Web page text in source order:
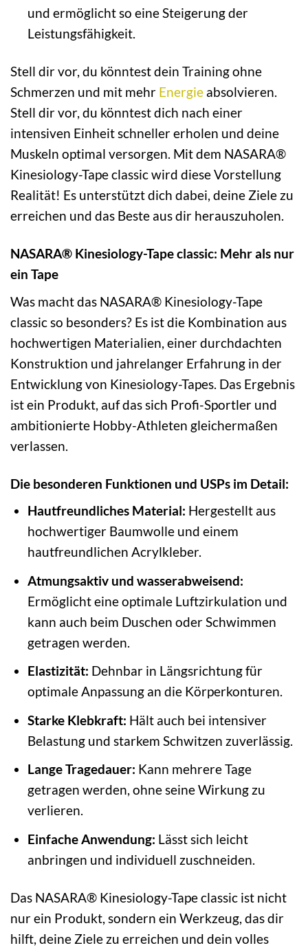
und ermöglicht so eine Steigerung der
Leistungsfähigkeit.
Stell dir vor, du könntest dein Training ohne
Schmerzen und mit mehr Energie absolvieren.
Stell dir vor, du könntest dich nach einer
intensiven Einheit schneller erholen und deine
Muskeln optimal versorgen. Mit dem NASARA®
Kinesiology-Tape classic wird diese Vorstellung
Realität! Es unterstützt dich dabei, deine Ziele zu
erreichen und das Beste aus dir herauszuholen.
NASARA® Kinesiology-Tape classic: Mehr als nur
ein Tape
Was macht das NASARA® Kinesiology-Tape
classic so besonders? Es ist die Kombination aus
hochwertigen Materialien, einer durchdachten
Konstruktion und jahrelanger Erfahrung in der
Entwicklung von Kinesiology-Tapes. Das Ergebnis
ist ein Produkt, auf das sich Profi-Sportler und
ambitionierte Hobby-Athleten gleichermaßen
verlassen.
Die besonderen Funktionen und USPs im Detail:
Hautfreundliches Material: Hergestellt aus
hochwertiger Baumwolle und einem
hautfreundlichen Acrylkleber.
Atmungsaktiv und wasserabweisend:
Ermöglicht eine optimale Luftzirkulation und
kann auch beim Duschen oder Schwimmen
getragen werden.
Elastizität: Dehnbar in Längsrichtung für
optimale Anpassung an die Körperkonturen.
Starke Klebkraft: Hält auch bei intensiver
Belastung und starkem Schwitzen zuverlässig.
Lange Tragedauer: Kann mehrere Tage
getragen werden, ohne seine Wirkung zu
verlieren.
Einfache Anwendung: Lässt sich leicht
anbringen und individuell zuschneiden.
Das NASARA® Kinesiology-Tape classic ist nicht
nur ein Produkt, sondern ein Werkzeug, das dir
hilft, deine Ziele zu erreichen und dein volles